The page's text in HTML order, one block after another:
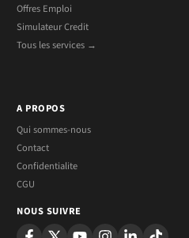
Offres Emploi
Simulateur Credit
Tous les services →
A PROPOS
Qui sommes-nous
Contact
Confidentialite
CGU
NOUS SUIVRE